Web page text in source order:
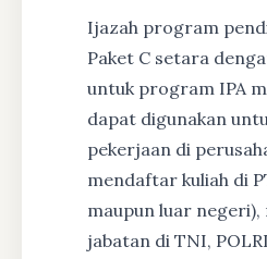
Ijazah program
Paket C setara
untuk program IPA
dapat digunakan
pekerjaan di
mendaftar kuliah di
maupun luar negeri),
jabatan di TNI,